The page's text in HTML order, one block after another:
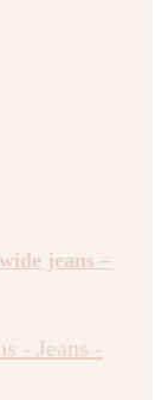
jeans –